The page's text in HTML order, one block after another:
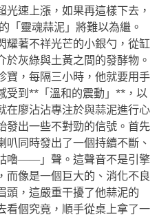
速上漲，如果再這樣下去，
「靈魂蒜泥」將難以為繼。
耀著不祥光芒的小銀勺，從缸
於灰綠與土黃之間的發酵物。
寶，每隔三小時，他就要用手
受到**「溫和的震動」**，以
在廖沾沾專注於與蒜泥進行心
發出一些不對勁的信號。首先
叭同時發出了一個持續不斷、
嚕——」聲。這聲音不是引擎
而像是一個巨大的、消化不良
頭，這嚴重干擾了他蒜泥的
看個究竟，順手從桌上拿了一